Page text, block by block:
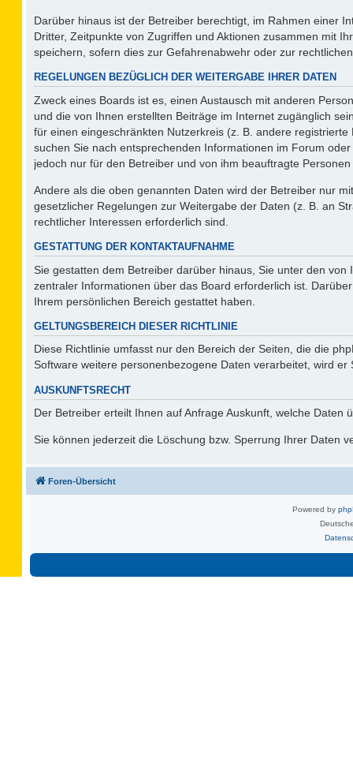
Darüber hinaus ist der Betreiber berechtigt, im Rahmen einer
Dritter, Zeitpunkte von Zugriffen und Aktionen zusammen mit
speichern, sofern dies zur Gefahrenabwehr oder zur
REGELUNGEN BEZÜGLICH DER WEITERGABE IHRER DATEN
Zweck eines Boards ist es, einen Austausch mit anderen
und die von Ihnen erstellten Beiträge im Internet zugänglich
für einen eingeschränkten Nutzerkreis (z. B. andere
suchen Sie nach entsprechenden Informationen im Forum
jedoch nur für den Betreiber und von ihm beauftragte
Andere als die oben genannten Daten wird der Betreiber nur
gesetzlicher Regelungen zur Weitergabe der Daten (z. B. an
rechtlicher Interessen erforderlich sind.
GESTATTUNG DER KONTAKTAUFNAHME
Sie gestatten dem Betreiber darüber hinaus, Sie unter den
zentraler Informationen über das Board erforderlich ist.
Ihrem persönlichen Bereich gestattet haben.
GELTUNGSBEREICH DIESER RICHTLINIE
Diese Richtlinie umfasst nur den Bereich der Seiten, die die
Software weitere personenbezogene Daten verarbeitet, wird
AUSKUNFTSRECHT
Der Betreiber erteilt Ihnen auf Anfrage Auskunft, welche Daten
Sie können jederzeit die Löschung bzw. Sperrung Ihrer Daten
Foren-Übersicht
Powered by